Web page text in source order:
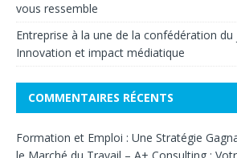
vous ressemble
Entreprise à la une de la confédération du
Innovation et impact médiatique
COMMENTAIRES RÉCENTS
Formation et Emploi : Une Stratégie